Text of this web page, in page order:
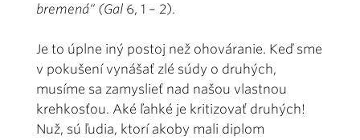
bremená“ (Gal 6, 1 – 2).
Je to úplne iný postoj než ohováranie. Keď sme
v pokušení vynášať zlé súdy o druhých,
musíme sa zamyslieť nad našou vlastnou
krehkosťou. Aké ľahké je kritizovať druhých!
Nuž, sú ľudia, ktorí akoby mali diplom